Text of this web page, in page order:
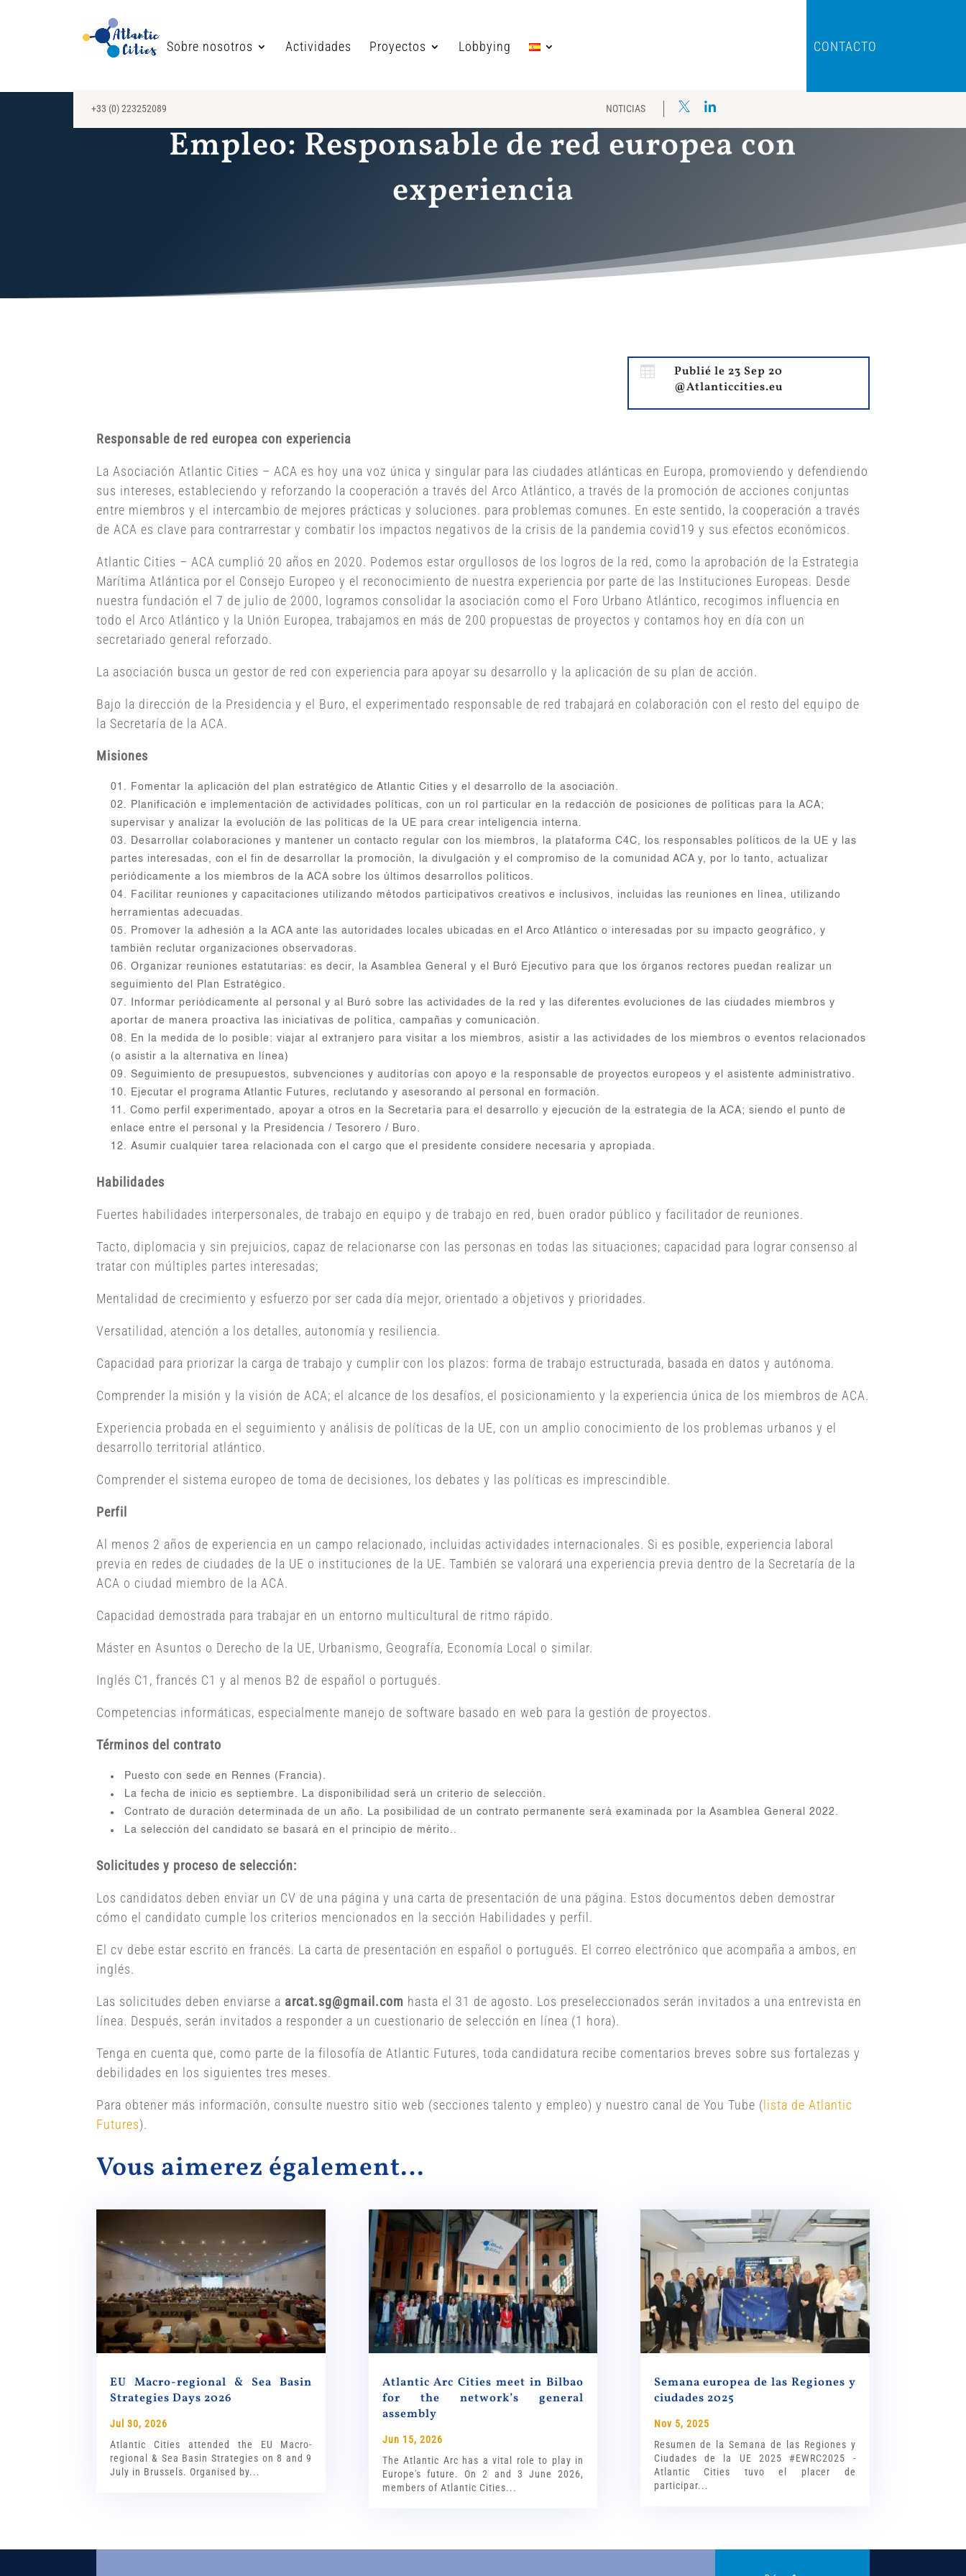
Sobre nosotros Actividades Proyectos Lobbying CONTACTO
+33 (0) 223252089 NOTICIAS
Empleo: Responsable de red europea con
experiencia

Publié le 23 Sep 20
@Atlanticcities.eu
Responsable de red europea con experiencia
La Asociación Atlantic Cities – ACA es hoy una voz única y singular para las ciudades atlánticas en Europa, promoviendo y defendiendo
sus intereses, estableciendo y reforzando la cooperación a través del Arco Atlántico, a través de la promoción de acciones conjuntas
entre miembros y el intercambio de mejores prácticas y soluciones. para problemas comunes. En este sentido, la cooperación a través
de ACA es clave para contrarrestar y combatir los impactos negativos de la crisis de la pandemia covid19 y sus efectos económicos.
Atlantic Cities – ACA cumplió 20 años en 2020. Podemos estar orgullosos de los logros de la red, como la aprobación de la Estrategia
Marítima Atlántica por el Consejo Europeo y el reconocimiento de nuestra experiencia por parte de las Instituciones Europeas. Desde
nuestra fundación el 7 de julio de 2000, logramos consolidar la asociación como el Foro Urbano Atlántico, recogimos influencia en
todo el Arco Atlántico y la Unión Europea, trabajamos en más de 200 propuestas de proyectos y contamos hoy en día con un
secretariado general reforzado.
La asociación busca un gestor de red con experiencia para apoyar su desarrollo y la aplicación de su plan de acción.
Bajo la dirección de la Presidencia y el Buro, el experimentado responsable de red trabajará en colaboración con el resto del equipo de
la Secretaría de la ACA.
Misiones
Fomentar la aplicación del plan estratégico de Atlantic Cities y el desarrollo de la asociación.
Planificación e implementación de actividades políticas, con un rol particular en la redacción de posiciones de políticas para la ACA;
supervisar y analizar la evolución de las políticas de la UE para crear inteligencia interna.
Desarrollar colaboraciones y mantener un contacto regular con los miembros, la plataforma C4C, los responsables políticos de la UE y las
partes interesadas, con el fin de desarrollar la promoción, la divulgación y el compromiso de la comunidad ACA y, por lo tanto, actualizar
periódicamente a los miembros de la ACA sobre los últimos desarrollos políticos.
Facilitar reuniones y capacitaciones utilizando métodos participativos creativos e inclusivos, incluidas las reuniones en línea, utilizando
herramientas adecuadas.
Promover la adhesión a la ACA ante las autoridades locales ubicadas en el Arco Atlántico o interesadas por su impacto geográfico, y
también reclutar organizaciones observadoras.
Organizar reuniones estatutarias: es decir, la Asamblea General y el Buró Ejecutivo para que los órganos rectores puedan realizar un
seguimiento del Plan Estratégico.
Informar periódicamente al personal y al Buró sobre las actividades de la red y las diferentes evoluciones de las ciudades miembros y
aportar de manera proactiva las iniciativas de política, campañas y comunicación.
En la medida de lo posible: viajar al extranjero para visitar a los miembros, asistir a las actividades de los miembros o eventos relacionados
(o asistir a la alternativa en línea)
Seguimiento de presupuestos, subvenciones y auditorías con apoyo e la responsable de proyectos europeos y el asistente administrativo.
Ejecutar el programa Atlantic Futures, reclutando y asesorando al personal en formación.
Como perfil experimentado, apoyar a otros en la Secretaría para el desarrollo y ejecución de la estrategia de la ACA; siendo el punto de
enlace entre el personal y la Presidencia / Tesorero / Buro.
Asumir cualquier tarea relacionada con el cargo que el presidente considere necesaria y apropiada.
Habilidades
Fuertes habilidades interpersonales, de trabajo en equipo y de trabajo en red, buen orador público y facilitador de reuniones.
Tacto, diplomacia y sin prejuicios, capaz de relacionarse con las personas en todas las situaciones; capacidad para lograr consenso al
tratar con múltiples partes interesadas;
Mentalidad de crecimiento y esfuerzo por ser cada día mejor, orientado a objetivos y prioridades.
Versatilidad, atención a los detalles, autonomía y resiliencia.
Capacidad para priorizar la carga de trabajo y cumplir con los plazos: forma de trabajo estructurada, basada en datos y autónoma.
Comprender la misión y la visión de ACA; el alcance de los desafíos, el posicionamiento y la experiencia única de los miembros de ACA.
Experiencia probada en el seguimiento y análisis de políticas de la UE, con un amplio conocimiento de los problemas urbanos y el
desarrollo territorial atlántico.
Comprender el sistema europeo de toma de decisiones, los debates y las políticas es imprescindible.
Perfil
Al menos 2 años de experiencia en un campo relacionado, incluidas actividades internacionales. Si es posible, experiencia laboral
previa en redes de ciudades de la UE o instituciones de la UE. También se valorará una experiencia previa dentro de la Secretaría de la
ACA o ciudad miembro de la ACA.
Capacidad demostrada para trabajar en un entorno multicultural de ritmo rápido.
Máster en Asuntos o Derecho de la UE, Urbanismo, Geografía, Economía Local o similar.
Inglés C1, francés C1 y al menos B2 de español o portugués.
Competencias informáticas, especialmente manejo de software basado en web para la gestión de proyectos.
Términos del contrato
Puesto con sede en Rennes (Francia).
La fecha de inicio es septiembre. La disponibilidad será un criterio de selección.
Contrato de duración determinada de un año. La posibilidad de un contrato permanente será examinada por la Asamblea General 2022.
La selección del candidato se basará en el principio de mérito..
Solicitudes y proceso de selección:
Los candidatos deben enviar un CV de una página y una carta de presentación de una página. Estos documentos deben demostrar
cómo el candidato cumple los criterios mencionados en la sección Habilidades y perfil.
El cv debe estar escrito en francés. La carta de presentación en español o portugués. El correo electrónico que acompaña a ambos, en
inglés.
Las solicitudes deben enviarse a arcat.sg@gmail.com hasta el 31 de agosto. Los preseleccionados serán invitados a una entrevista en
línea. Después, serán invitados a responder a un cuestionario de selección en línea (1 hora).
Tenga en cuenta que, como parte de la filosofía de Atlantic Futures, toda candidatura recibe comentarios breves sobre sus fortalezas y
debilidades en los siguientes tres meses.
Para obtener más información, consulte nuestro sitio web (secciones talento y empleo) y nuestro canal de You Tube (lista de Atlantic
Futures).
Vous aimerez également…
EU Macro-regional & Sea Basin
Strategies Days 2026
Jul 30, 2026
Atlantic Cities attended the EU Macro-
regional & Sea Basin Strategies on 8 and 9
July in Brussels. Organised by...
Atlantic Arc Cities meet in Bilbao
for the network’s general
assembly
Jun 15, 2026
The Atlantic Arc has a vital role to play in
Europe's future. On 2 and 3 June 2026,
members of Atlantic Cities...
Semana europea de las Regiones y
ciudades 2025
Nov 5, 2025
Resumen de la Semana de las Regiones y
Ciudades de la UE 2025 #EWRC2025 -
Atlantic Cities tuvo el placer de
participar...